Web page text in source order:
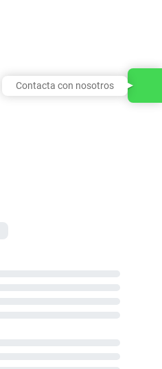
Contacta con nosotros